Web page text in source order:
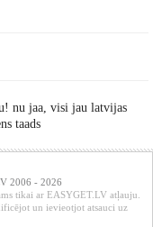
nu jaa, visi jau latvijas
taads
2006 - 2026
tikai ar EASYGET.LV atļauju.
un ievieotjot atsauci uz